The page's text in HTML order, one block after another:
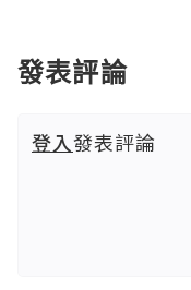
發表評論
登入發表評論